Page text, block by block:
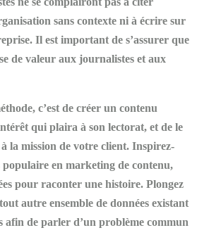
sans contexte ni à écrire sur
Il est important de s’assurer que
de valeur aux journalistes et aux
c’est de créer un contenu
qui plaira à son lectorat, et de le
la mission de votre client. Inspirez-
populaire en marketing de contenu,
pour raconter une histoire. Plongez
autre ensemble de données existant
afin de parler d’un problème commun